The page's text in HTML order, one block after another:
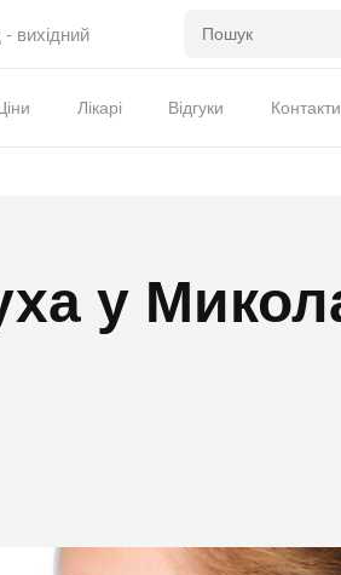
вихідний
Лікарі Відгуки Контакти
у